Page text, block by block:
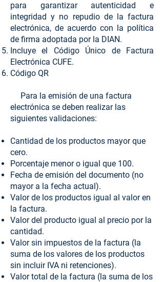
para garantizar autenticidad e
integridad y no repudio de la factura
electrónica, de acuerdo con la política
de firma adoptada por la DIAN.
Incluye el Código Único de Factura
Electrónica CUFE.
Código QR
Para la emisión de una factura
electrónica se deben realizar las
siguientes validaciones:​
Cantidad de los productos mayor que
cero.
Porcentaje menor o igual que 100.
Fecha de emisión del documento (no
mayor a la fecha actual).
Valor de los productos igual al valor en
la factura.
Valor del producto igual al precio por la
cantidad.
Valor sin impuestos de la factura (la
suma de los valores de los productos
sin incluir IVA ni retenciones).
Valor total de la factura (la suma de los